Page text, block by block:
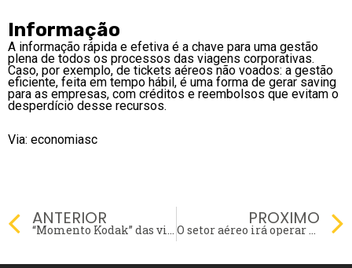
Informação
A informação rápida e efetiva é a chave para uma gestão
plena de todos os processos das viagens corporativas.
Caso, por exemplo, de tickets aéreos não voados: a gestão
eficiente, feita em tempo hábil, é uma forma de gerar saving
para as empresas, com créditos e reembolsos que evitam o
desperdício desse recursos.
Via: economiasc
Prev
ANTERIOR
“Momento Kodak” das viagens corporativas é desafio para setor aéreo
PROXIMO
O setor aéreo irá operar com 80% da capacidade em Dezembro, entenda.